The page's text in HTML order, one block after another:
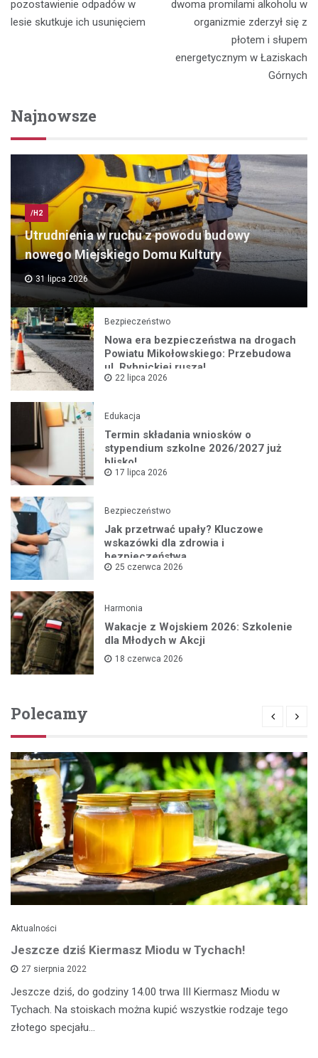
pozostawienie odpadów w
lesie skutkuje ich usunięciem
dwoma promilami alkoholu w
organizmie zderzył się z
płotem i słupem
energetycznym w Łaziskach
Górnych
Najnowsze
/H2
Utrudnienia w ruchu z powodu budowy
nowego Miejskiego Domu Kultury
31 lipca 2026
Bezpieczeństwo
Nowa era bezpieczeństwa na drogach
Powiatu Mikołowskiego: Przebudowa
ul. Rybnickiej rusza!
22 lipca 2026
Edukacja
Termin składania wniosków o
stypendium szkolne 2026/2027 już
blisko!
17 lipca 2026
Bezpieczeństwo
Jak przetrwać upały? Kluczowe
wskazówki dla zdrowia i
bezpieczeństwa
25 czerwca 2026
Harmonia
Wakacje z Wojskiem 2026: Szkolenie
dla Młodych w Akcji
18 czerwca 2026
Polecamy
Aktualności
Jeszcze dziś Kiermasz Miodu w Tychach!
27 sierpnia 2022
Jeszcze dziś, do godziny 14.00 trwa III Kiermasz Miodu w
Tychach. Na stoiskach można kupić wszystkie rodzaje tego
złotego specjału…